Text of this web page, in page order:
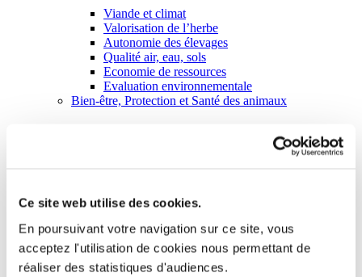
Ce site web utilise des cookies.
En poursuivant votre navigation sur ce site, vous
acceptez l'utilisation de cookies nous permettant de
réaliser des statistiques d'audiences.
Viande et climat
Valorisation de l’herbe
Autonomie des élevages
Qualité air, eau, sols
Economie de ressources
Evaluation environnementale
Bien-être, Protection et Santé des animaux